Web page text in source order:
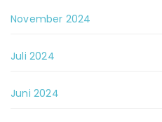
November 2024
Juli 2024
Juni 2024